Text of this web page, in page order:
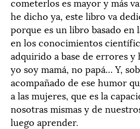
he dicho ya, este libro va
porque es un libro basado en
en los conocimientos
adquirido a base de errores
yo soy mamá, no papá… Y,
acompañado de ese humor
a las mujeres, que es la
nosotras mismas y de
luego aprender.